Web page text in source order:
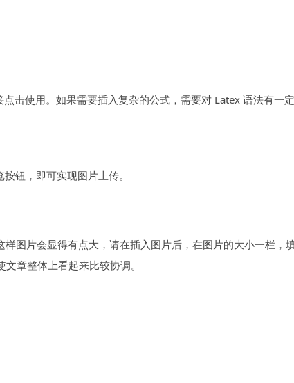
击使用。如果需要插入复杂的公式，需要对 Latex 语法有一定
钮，即可实现图片上传。
图片会显得有点大，请在插入图片后，在图片的大小一栏，
章整体上看起来比较协调。